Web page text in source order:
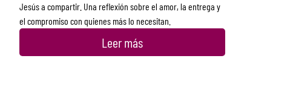
Jesús a compartir. Una reflexión sobre el amor, la entrega y
el compromiso con quienes más lo necesitan.
Leer más